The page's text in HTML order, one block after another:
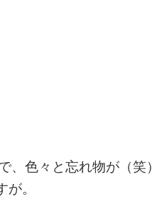
色々と忘れ物が（笑）
。